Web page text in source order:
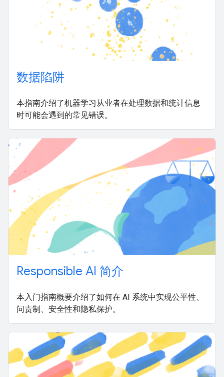
数据陷阱
本指南介绍了机器学习从业者在处理数据和统计信息
时可能会遇到的常见错误。
Responsible AI 简介
本入门指南概要介绍了如何在 AI 系统中实现公平性、
问责制、安全性和隐私保护。